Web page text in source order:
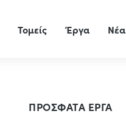
Τομείς Έργα Νέα
ΠΡΟΣΦΑΤΑ ΕΡΓΑ